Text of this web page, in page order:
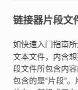
链接器片段文
如快速入门指南
文本文件，内含
段文件所包含内
包含的是“片段”